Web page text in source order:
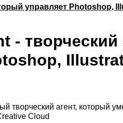
управляет Photoshop,
- творческий
творческий агент, который
Cloud